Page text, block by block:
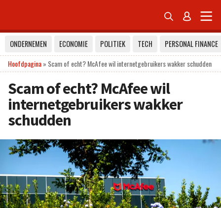
 
ONDERNEMEN ECONOMIE POLITIEK TECH
PERSONAL FINANCE
Hoofdpagina» Scam of echt? McAfee wil internetgebruikers wakker schudden
Scam of echt? McAfee wil
internetgebruikers wakker
schudden